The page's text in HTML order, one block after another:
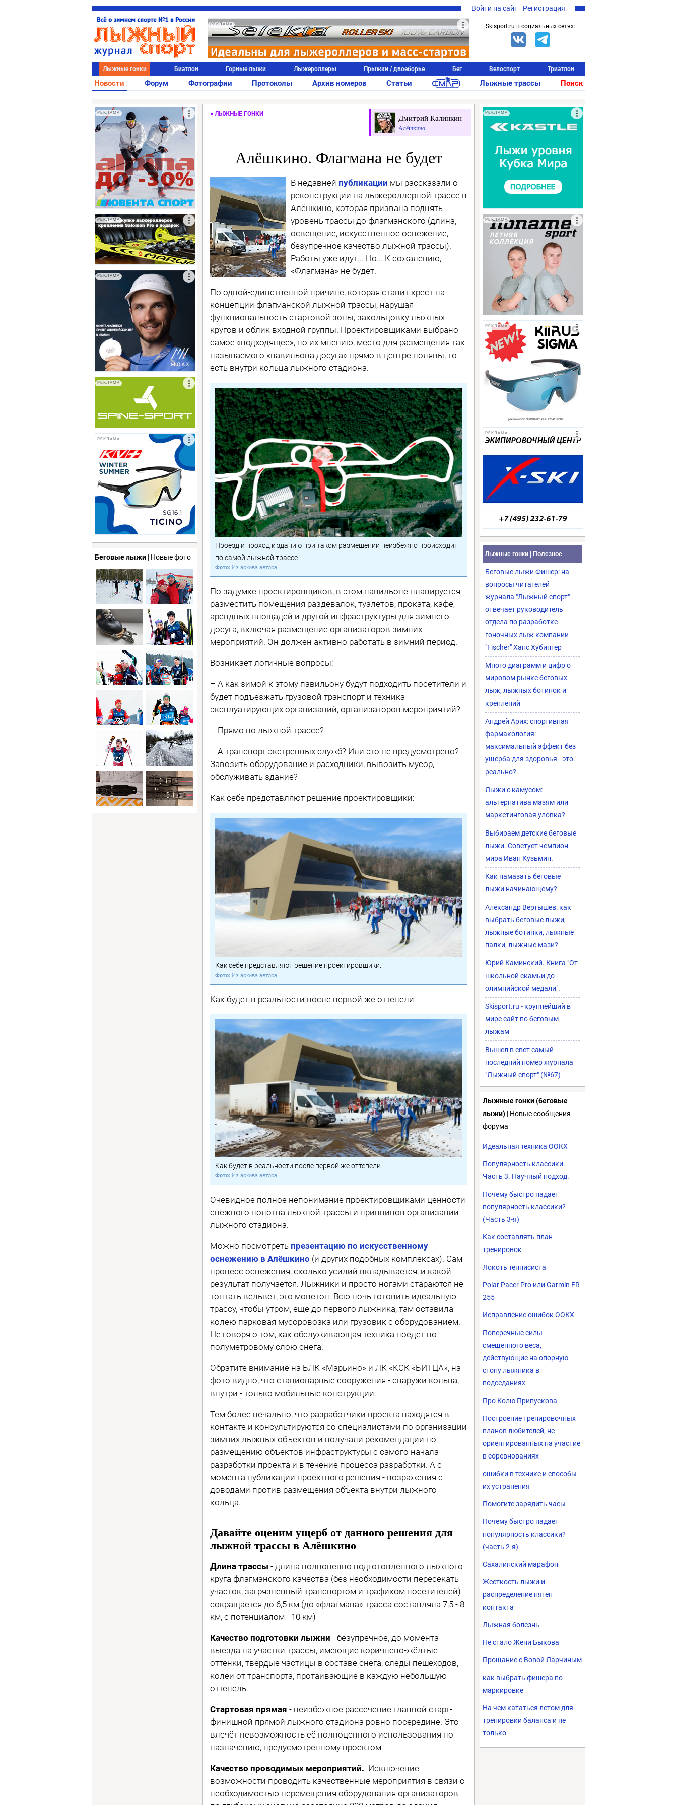
Войти на сайт Регистрация
РЕКЛАМА Skisport.ru в социальных сетях:
Лыжные гонки Биатлон Горные лыжи Лыжероллеры Прыжки / двоеборье Бег Велоспорт Триатлон
Новости Форум Фотографии Протоколы Архив номеров Статьи Лыжные трассы Поиск
РЕКЛАМА
РЕКЛАМА
РЕКЛАМА
РЕКЛАМА
РЕКЛАМА
Беговые лыжи | Новые фото
ЛЫЖНЫЕ ГОНКИ Дмитрий Калинкин
Алёшкино
Алёшкино. Флагмана не будет
В недавней публикации мы рассказали о
реконструкции на лыжероллерной трассе в
Алёшкино, которая призвана поднять
уровень трассы до флагманского (длина,
освещение, искусственное оснежение,
безупречное качество лыжной трассы).
Работы уже идут... Но... К сожалению,
«Флагмана» не будет.
По одной-единственной причине, которая ставит крест на
концепции флагманской лыжной трассы, нарушая
функциональность стартовой зоны, закольцовку лыжных
кругов и облик входной группы. Проектировщиками выбрано
самое «подходящее», по их мнению, место для размещения так
называемого «павильона досуга» прямо в центре поляны, то
есть внутри кольца лыжного стадиона.
Проезд и проход к зданию при таком размещении неизбежно происходит
по самой лыжной трассе.
Из архива автора
По задумке проектировщиков, в этом павильоне планируется
разместить помещения раздевалок, туалетов, проката, кафе,
арендных площадей и другой инфраструктуры для зимнего
досуга, включая размещение организаторов зимних
мероприятий. Он должен активно работать в зимний период.
Возникает логичные вопросы:
– А как зимой к этому павильону будут подходить посетители и
будет подъезжать грузовой транспорт и техника
эксплуатирующих организаций, организаторов мероприятий?
– Прямо по лыжной трассе?
– А транспорт экстренных служб? Или это не предусмотрено?
Завозить оборудование и расходники, вывозить мусор,
обслуживать здание?
Как себе представляют решение проектировщики:
Как себе представляют решение проектировщики.
Из архива автора
Как будет в реальности после первой же оттепели:
Как будет в реальности после первой же оттепели.
Из архива автора
Очевидное полное непонимание проектировщиками ценности
снежного полотна лыжной трассы и принципов организации
лыжного стадиона.
Можно посмотреть презентацию по искусственному
оснежению в Алёшкино (и других подобных комплексах). Сам
процесс оснежения, сколько усилий вкладывается, и какой
результат получается. Лыжники и просто ногами стараются не
топтать вельвет, это моветон. Всю ночь готовить идеальную
трассу, чтобы утром, еще до первого лыжника, там оставила
колею парковая мусоровозка или грузовик с оборудованием.
Не говоря о том, как обслуживающая техника поедет по
полуметровому слою снега.
Обратите внимание на БЛК «Марьино» и ЛК «КСК «БИТЦА», на
фото видно, что стационарные сооружения - снаружи кольца,
внутри - только мобильные конструкции.
Тем более печально, что разработчики проекта находятся в
контакте и консультируются со специалистами по организации
зимних лыжных объектов и получали рекомендации по
размещению объектов инфраструктуры с самого начала
разработки проекта и в течение процесса разработки. А с
момента публикации проектного решения - возражения с
доводами против размещения объекта внутри лыжного
кольца.
Давайте оценим ущерб от данного решения для
лыжной трассы в Алёшкино
Длина трассы - длина полноценно подготовленного лыжного
круга флагманского качества (без необходимости пересекать
участок, загрязненный транспортом и трафиком посетителей)
сокращается до 6,5 км (до «флагмана» трасса составляла 7,5 - 8
км, с потенциалом - 10 км)
Качество подготовки лыжни - безупречное, до момента
выезда на участки трассы, имеющие коричнево-жёлтые
оттенки, твердые частицы в составе снега, следы пешеходов,
колеи от транспорта, протаивающие в каждую небольшую
оттепель.
Стартовая прямая - неизбежное рассечение главной старт-
финишной прямой лыжного стадиона ровно посередине. Это
влечёт невозможность её полноценного использования по
назначению, предусмотренному проектом.
Качество проводимых мероприятий. Исключение
возможности проводить качественные мероприятия в связи с
необходимостью перемещения оборудования организаторов
РЕКЛАМА
РЕКЛАМА
РЕКЛАМА
РЕКЛАМА
Лыжные гонки | Полезное
Беговые лыжи Фишер: на
вопросы читателей
журнала "Лыжный спорт"
отвечает руководитель
отдела по разработке
гоночных лыж компании
"Fischer" Ханс Хубингер
Много диаграмм и цифр о
мировом рынке беговых
лыж, лыжных ботинок и
креплений
Андрей Арих: спортивная
фармакология:
максимальный эффект без
ущерба для здоровья - это
реально?
Лыжи с камусом:
альтернатива мазям или
маркетинговая уловка?
Выбираем детские беговые
лыжи. Советует чемпион
мира Иван Кузьмин.
Как намазать беговые
лыжи начинающему?
Александр Вертышев: как
выбрать беговые лыжи,
лыжные ботинки, лыжные
палки, лыжные мази?
Юрий Каминский. Книга "От
школьной скамьи до
олимпийской медали".
Skisport.ru - крупнейший в
мире сайт по беговым
лыжам
Вышел в свет самый
последний номер журнала
"Лыжный спорт" (№67)
Лыжные гонки (беговые
лыжи) | Новые сообщения
форума
Идеальная техника ООКХ
Популярность классики.
Часть 3. Научный подход.
Почему быстро падает
популярность классики?
(Часть 3-я)
Как составлять план
тренировок
Локоть теннисиста
Polar Pacer Pro или Garmin FR
255
Исправление ошибок ООКХ
Поперечные силы
смещенного веса,
действующие на опорную
стопу лыжника в
подседаниях
Про Колю Припускова
Построение тренировочных
планов любителей, не
ориентированных на участие
в соревнованиях
ошибки в технике и способы
их устранения
Помогите зарядить часы
Почему быстро падает
популярность классики?
(часть 2-я)
Сахалинский марафон
Жесткость лыжи и
распределение пятен
контакта
Лыжная болезнь
Не стало Жени Быкова
Прощание с Вовой Ларчиным
как выбрать фишера по
маркировке
На чем кататься летом для
тренировки баланса и не
только